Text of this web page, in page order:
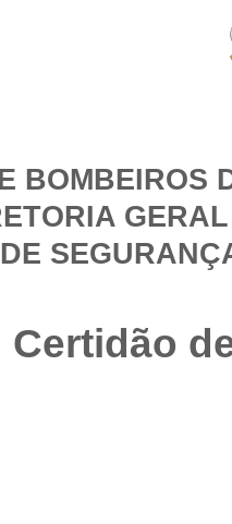
BOMBEIROS
Certidão